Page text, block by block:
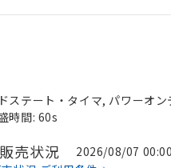
ステート・タイマ, パワーオ
時間: 60s
売状況
2026/08/07